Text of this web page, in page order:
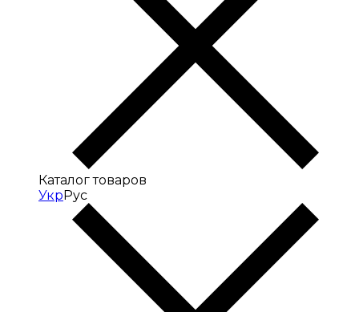
Каталог товаров
УкрРус